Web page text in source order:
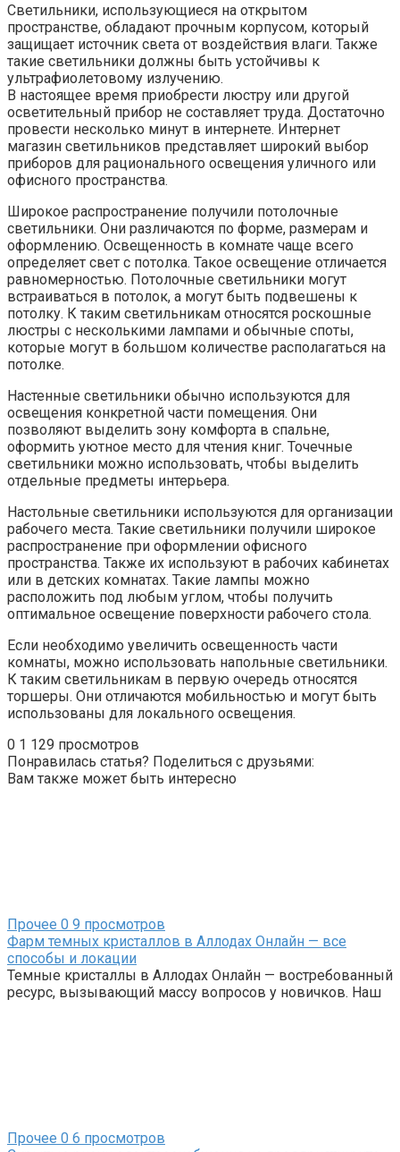
Светильники, использующиеся на открытом
пространстве, обладают прочным корпусом, который
защищает источник света от воздействия влаги. Также
такие светильники должны быть устойчивы к
ультрафиолетовому излучению.
В настоящее время приобрести люстру или другой
осветительный прибор не составляет труда. Достаточно
провести несколько минут в интернете. Интернет
магазин светильников представляет широкий выбор
приборов для рационального освещения уличного или
офисного пространства.
Широкое распространение получили потолочные
светильники. Они различаются по форме, размерам и
оформлению. Освещенность в комнате чаще всего
определяет свет с потолка. Такое освещение отличается
равномерностью. Потолочные светильники могут
встраиваться в потолок, а могут быть подвешены к
потолку. К таким светильникам относятся роскошные
люстры с несколькими лампами и обычные споты,
которые могут в большом количестве располагаться на
потолке.
Настенные светильники обычно используются для
освещения конкретной части помещения. Они
позволяют выделить зону комфорта в спальне,
оформить уютное место для чтения книг. Точечные
светильники можно использовать, чтобы выделить
отдельные предметы интерьера.
Настольные светильники используются для организации
рабочего места. Такие светильники получили широкое
распространение при оформлении офисного
пространства. Также их используют в рабочих кабинетах
или в детских комнатах. Такие лампы можно
расположить под любым углом, чтобы получить
оптимальное освещение поверхности рабочего стола.
Если необходимо увеличить освещенность части
комнаты, можно использовать напольные светильники.
К таким светильникам в первую очередь относятся
торшеры. Они отличаются мобильностью и могут быть
использованы для локального освещения.
0 1 129 просмотров
Понравилась статья? Поделиться с друзьями:
Вам также может быть интересно
Прочее 0 9 просмотров
Фарм темных кристаллов в Аллодах Онлайн — все
способы и локации
Темные кристаллы в Аллодах Онлайн — востребованный
ресурс, вызывающий массу вопросов у новичков. Наш
Прочее 0 6 просмотров